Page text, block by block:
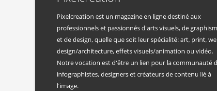
Pixelcreation est un magazine en ligne destiné aux
professionnels et passionnés d'arts visuels, de
et de design, quelle que soit leur spécialité: art, print,
design/architecture, effets visuels/animation ou vidéo.
Notre vocation est d'être un lien pour la communauté
infographistes, designers et créateurs de contenu lié à
l'image.